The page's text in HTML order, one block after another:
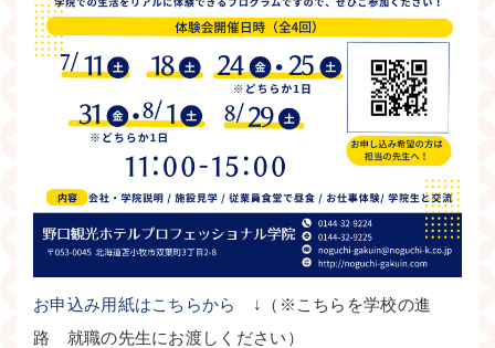
お申込み用紙はこちらから ↓
（※こちらを学校の進
路 就職の先生にお渡しください）